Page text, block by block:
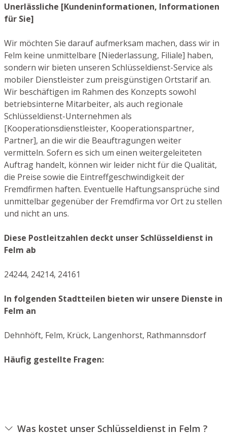
Unerlässliche [Kundeninformationen, Informationen
für Sie]
Wir möchten Sie darauf aufmerksam machen, dass wir in
Felm keine unmittelbare [Niederlassung, Filiale] haben,
sondern wir bieten unseren Schlüsseldienst-Service als
mobiler Dienstleister zum preisgünstigen Ortstarif an.
Wir beschäftigen im Rahmen des Konzepts sowohl
betriebsinterne Mitarbeiter, als auch regionale
Schlüsseldienst-Unternehmen als
[Kooperationsdienstleister, Kooperationspartner,
Partner], an die wir die Beauftragungen weiter
vermitteln. Sofern es sich um einen weitergeleiteten
Auftrag handelt, können wir leider nicht für die Qualität,
die Preise sowie die Eintreffgeschwindigkeit der
Fremdfirmen haften. Eventuelle Haftungsansprüche sind
unmittelbar gegenüber der Fremdfirma vor Ort zu stellen
und nicht an uns.
Diese Postleitzahlen deckt unser Schlüsseldienst in
Felm ab
24244, 24214, 24161
In folgenden Stadtteilen bieten wir unsere Dienste in
Felm an
Dehnhöft, Felm, Krück, Langenhorst, Rathmannsdorf
Häufig gestellte Fragen:
Was kostet unser Schlüsseldienst in Felm ?